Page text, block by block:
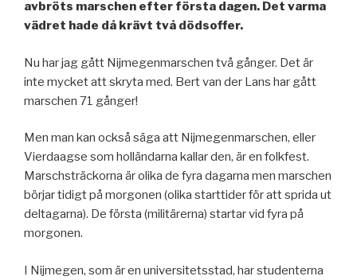
avbröts marschen efter första dagen. Det varma
vädret hade då krävt två dödsoffer.
Nu har jag gått Nijmegenmarschen två gånger. Det är
inte mycket att skryta med. Bert van der Lans har gått
marschen 71 gånger!
Men man kan också säga att Nijmegenmarschen, eller
Vierdaagse som holländarna kallar den, är en folkfest.
Marschsträckorna är olika de fyra dagarna men marschen
börjar tidigt på morgonen (olika starttider för att sprida ut
deltagarna). De första (militärerna) startar vid fyra på
morgonen.
I Nijmegen, som är en universitetsstad, har studenterna